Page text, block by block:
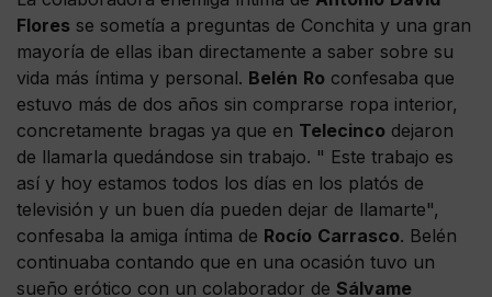
Flores se sometía a preguntas de Conchita y una gran
mayoría de ellas iban directamente a saber sobre su
vida más íntima y personal. Belén Ro confesaba que
estuvo más de dos años sin comprarse ropa interior,
concretamente bragas ya que en Telecinco dejaron
de llamarla quedándose sin trabajo. " Este trabajo es
así y hoy estamos todos los días en los platós de
televisión y un buen día pueden dejar de llamarte",
confesaba la amiga íntima de Rocío Carrasco. Belén
continuaba contando que en una ocasión tuvo un
sueño erótico con un colaborador de Sálvame